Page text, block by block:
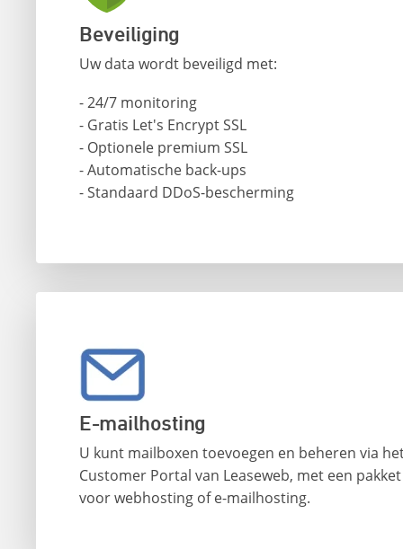
Beveiliging
Uw data wordt beveiligd met:
- 24/7 monitoring
- Gratis Let's Encrypt SSL
- Optionele premium SSL
- Automatische back-ups
- Standaard DDoS-bescherming
E-mailhosting
U kunt mailboxen toevoegen en beheren via
Customer Portal van Leaseweb, met een pakket
voor webhosting of e-mailhosting.